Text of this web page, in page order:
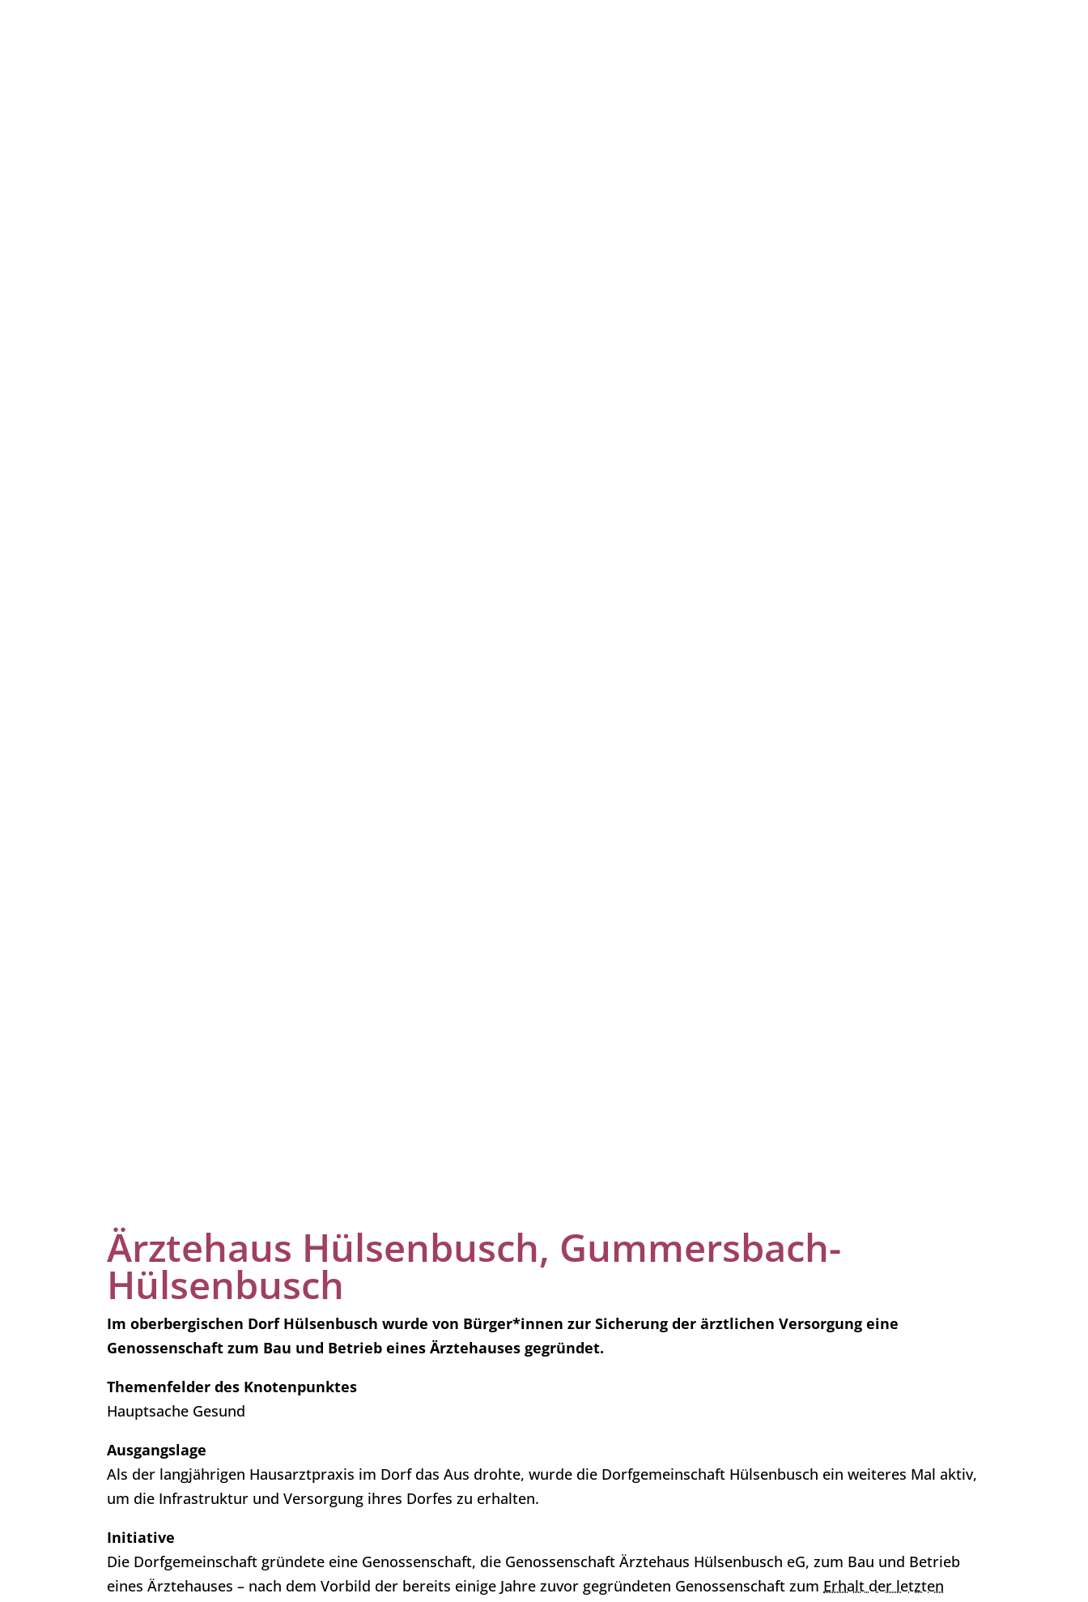
Ärztehaus Hülsenbusch, Gummersbach-
Hülsenbusch
Im oberbergischen Dorf Hülsenbusch wurde von Bürger*innen zur Sicherung der ärztlichen Versorgung eine
Genossenschaft zum Bau und Betrieb eines Ärztehauses gegründet.
Themenfelder des Knotenpunktes
Hauptsache Gesund
Ausgangslage
Als der langjährigen Hausarztpraxis im Dorf das Aus drohte, wurde die Dorfgemeinschaft Hülsenbusch ein weiteres Mal aktiv,
um die Infrastruktur und Versorgung ihres Dorfes zu erhalten.
Initiative
Die Dorfgemeinschaft gründete eine Genossenschaft, die Genossenschaft Ärztehaus Hülsenbusch eG, zum Bau und Betrieb
eines Ärztehauses – nach dem Vorbild der bereits einige Jahre zuvor gegründeten Genossenschaft zum Erhalt der letzten